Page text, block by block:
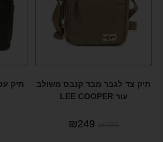
תיק צד לגבר מבד קנבס משולב
עור LEE COOPER
₪299
₪249
תיק